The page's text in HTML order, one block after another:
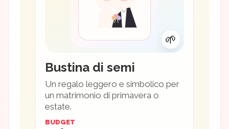
🌱
Bustina di semi
Un regalo leggero e simbolico per
un matrimonio di primavera o
estate.
BUDGET